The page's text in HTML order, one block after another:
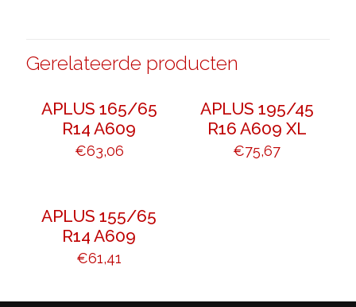
Gerelateerde producten
APLUS 165/65
R14 A609
€63,06
APLUS 195/45
R16 A609 XL
€75,67
APLUS 155/65
R14 A609
€61,41